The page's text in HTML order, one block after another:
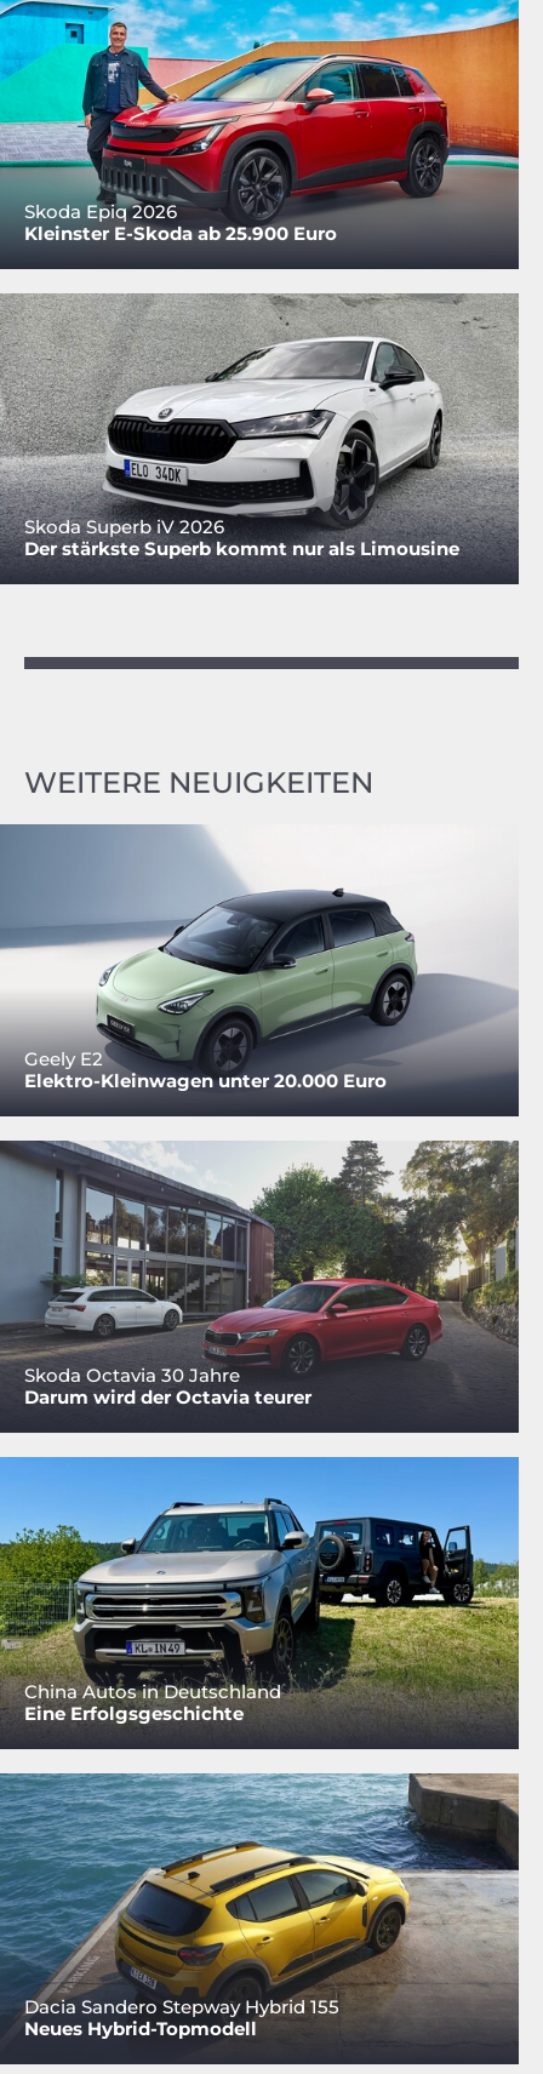
Skoda Epiq 2026
Kleinster E-Skoda ab 25.900 Euro
Skoda Superb iV 2026
Der stärkste Superb kommt nur als Limousine
WEITERE NEUIGKEITEN
Geely E2
Elektro-Kleinwagen unter 20.000 Euro
Skoda Octavia 30 Jahre
Darum wird der Octavia teurer
China Autos in Deutschland
Eine Erfolgsgeschichte
Dacia Sandero Stepway Hybrid 155
Neues Hybrid-Topmodell